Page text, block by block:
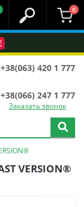
0
+38(063) 420 1 777
+38(066) 247 1 777
Заказать звонок
VERSION®